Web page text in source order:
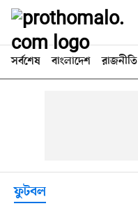
সর্বশেষ বাংলাদেশ রাজনীতি
ফুটবল